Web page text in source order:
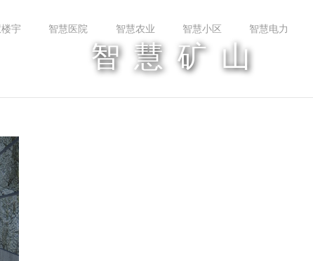
智慧矿山
宇 智慧医院 智慧农业 智慧小区 智慧电力